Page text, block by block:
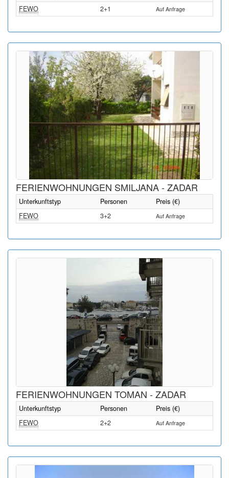
FEWO
2+1 Auf Anfrage
FERIENWOHNUNGEN SMILJANA - ZADAR
Unterkunftstyp Personen
Preis (€)
FEWO
3+2 Auf Anfrage
FERIENWOHNUNGEN TOMAN - ZADAR
Unterkunftstyp Personen
Preis (€)
FEWO
2+2 Auf Anfrage